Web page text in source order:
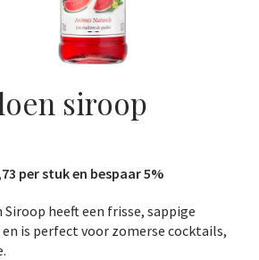
siroop
per stuk en bespaar 5%
heeft een frisse, sappige
is perfect voor zomerse cocktails,